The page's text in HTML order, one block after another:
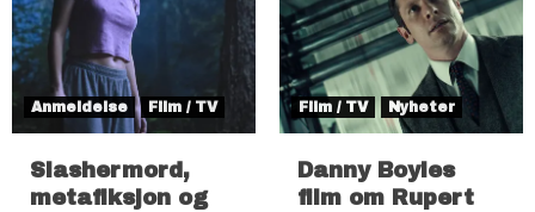
Anmeldelse Film / TV
Slashermord,
metafiksjon og
Film / TV Nyheter
Danny Boyles
film om Rupert